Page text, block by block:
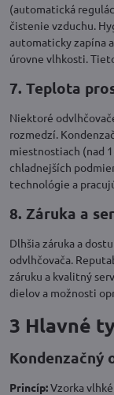
(automatická
čistenie vzduchu.
automaticky zapína
úrovne vlhkosti.
7. Teplota
Niektoré
rozmedzí.
miestnostiach (nad
chladnejších
technológie a
8. Záruka a
Dlhšia záruka a
odvlhčovača.
záruku a kvalitný
dielov a možnosti
3 Hlavné
Kondenzačný
Princíp:Vzorka